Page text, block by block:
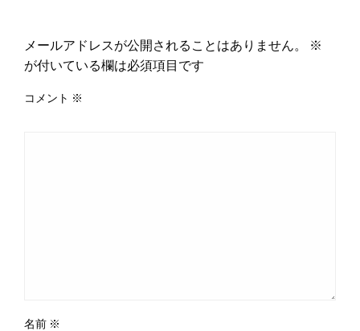
メールアドレスが公開されることはありません。
※
が付いている欄は必須項目です
コメント ※
名前 ※